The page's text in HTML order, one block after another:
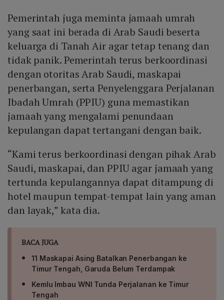
kenyamanan jamaah.
Pemerintah juga meminta jamaah umrah
yang saat ini berada di Arab Saudi beserta
keluarga di Tanah Air agar tetap tenang dan
tidak panik. Pemerintah terus berkoordinasi
dengan otoritas Arab Saudi, maskapai
penerbangan, serta Penyelenggara Perjalanan
Ibadah Umrah (PPIU) guna memastikan
jamaah yang mengalami penundaan
kepulangan dapat tertangani dengan baik.
“Kami terus berkoordinasi dengan pihak Arab
Saudi, maskapai, dan PPIU agar jamaah yang
tertunda kepulangannya dapat ditampung di
hotel maupun tempat-tempat lain yang aman
dan layak,” kata dia.
BACA JUGA
11 Maskapai Asing Batalkan Penerbangan ke
Timur Tengah, Garuda Belum Terdampak
Kemlu Imbau WNI Tunda Perjalanan ke Timur
Tengah